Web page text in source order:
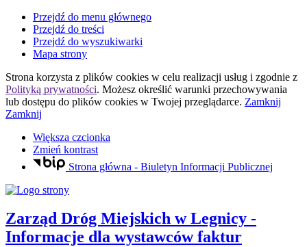
Przejdź do menu głównego
Przejdź do treści
Przejdź do wyszukiwarki
Mapa strony
Strona korzysta z plików cookies w celu realizacji usług i zgodnie z
Polityką prywatności. Możesz określić warunki przechowywania
lub dostępu do plików cookies w Twojej przeglądarce. Zamknij
Zamknij
Większa czcionka
Zmień kontrast
Strona główna - Biuletyn Informacji Publicznej
Zarząd Dróg Miejskich w Legnicy -
Informacje dla wystawców faktur